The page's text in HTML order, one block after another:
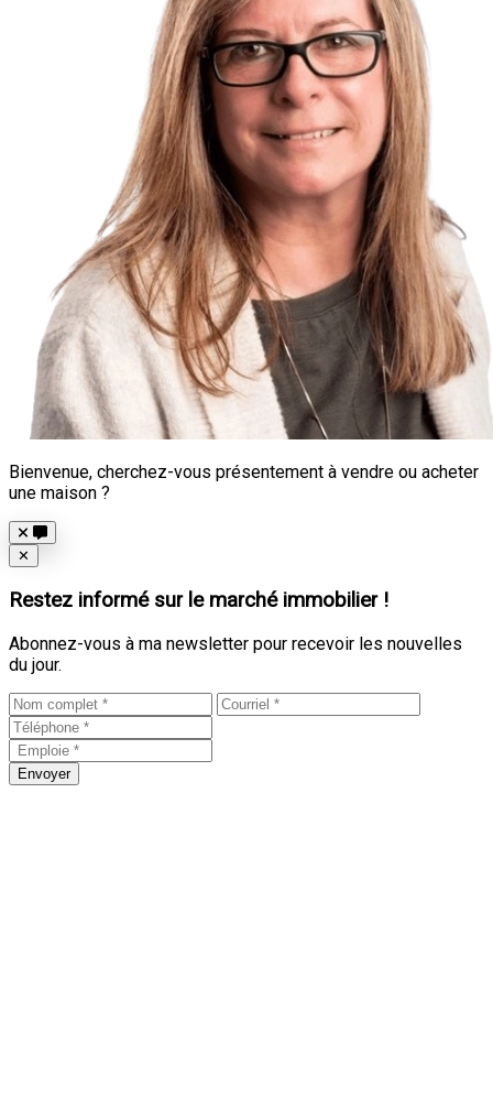
Bienvenue, cherchez-vous présentement à vendre ou acheter
une maison ?
Close
✕
Restez informé sur le marché immobilier !
Abonnez-vous à ma newsletter pour recevoir les nouvelles
du jour.
Envoyer